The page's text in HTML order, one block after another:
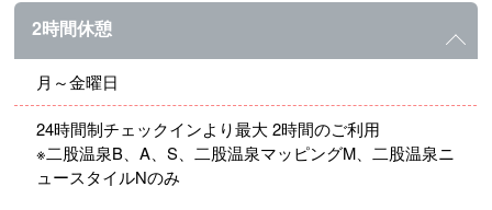
2時間休憩
月～金曜日
24時間制チェックインより最大 2時間のご利用
※二股温泉B、A、S、二股温泉マッピングM、二股温泉ニ
ュースタイルNのみ